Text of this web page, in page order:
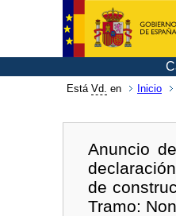
Está Vd. en Inicio
Anuncio
de
Tramo: